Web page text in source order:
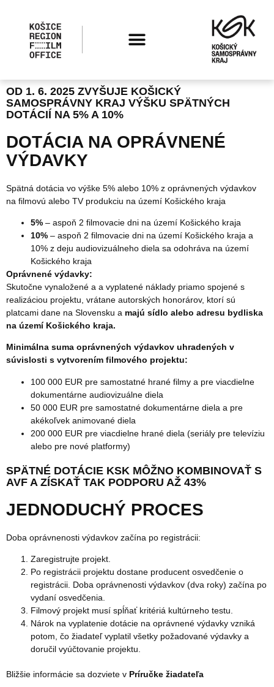
OD 1. 6. 2025 ZVYŠUJE KOŠICKÝ
SAMOSPRÁVNY KRAJ VÝŠKU SPÄTNÝCH
DOTÁCIÍ NA 5% A 10%
DOTÁCIA NA OPRÁVNENÉ
VÝDAVKY
Spätná dotácia vo výške 5% alebo 10% z oprávnených výdavkov
na filmovú alebo TV produkciu na území Košického kraja
5% – aspoň 2 filmovacie dni na území Košického kraja
10% – aspoň 2 filmovacie dni na území Košického kraja a
10% z deju audiovizuálneho diela sa odohráva na území
Košického kraja
Oprávnené výdavky:
Skutočne vynaložené a a vyplatené náklady priamo spojené s
realizáciou projektu, vrátane autorských honorárov, ktorí sú
platcami dane na Slovensku a majú sídlo alebo adresu bydliska
na území Košického kraja.
Minimálna suma oprávnených výdavkov uhradených v
súvislosti s vytvorením filmového projektu:
100 000 EUR pre samostatné hrané filmy a pre viacdielne
dokumentárne audiovizuálne diela
50 000 EUR pre samostatné dokumentárne diela a pre
akékoľvek animované diela
200 000 EUR pre viacdielne hrané diela (seriály pre televíziu
alebo pre nové platformy)
SPÄTNÉ DOTÁCIE KSK MÔŽNO KOMBINOVAŤ S
AVF A ZÍSKAŤ TAK PODPORU AŽ 43%
JEDNODUCHÝ PROCES
Doba oprávnenosti výdavkov začína po registrácii:
Zaregistrujte projekt.
Po registrácii projektu dostane producent osvedčenie o
registrácii. Doba oprávnenosti výdavkov (dva roky) začína po
vydaní osvedčenia.
Filmový projekt musí spĺňať kritériá kultúrneho testu.
Nárok na vyplatenie dotácie na oprávnené výdavky vzniká
potom, čo žiadateľ vyplatil všetky požadované výdavky a
doručil vyúčtovanie projektu.
Bližšie informácie sa dozviete v Príručke žiadateľa